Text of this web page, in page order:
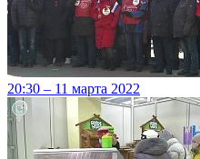
20:30 – 11 марта 2022